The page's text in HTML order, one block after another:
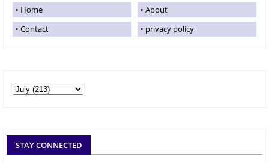
Home
About
Contact
privacy policy
STAY CONNECTED